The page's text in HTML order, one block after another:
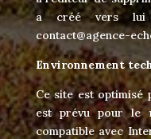
a créé vers lui
contact@agence-
Environnement
Ce site est optimisé
est prévu pour le
compatible avec